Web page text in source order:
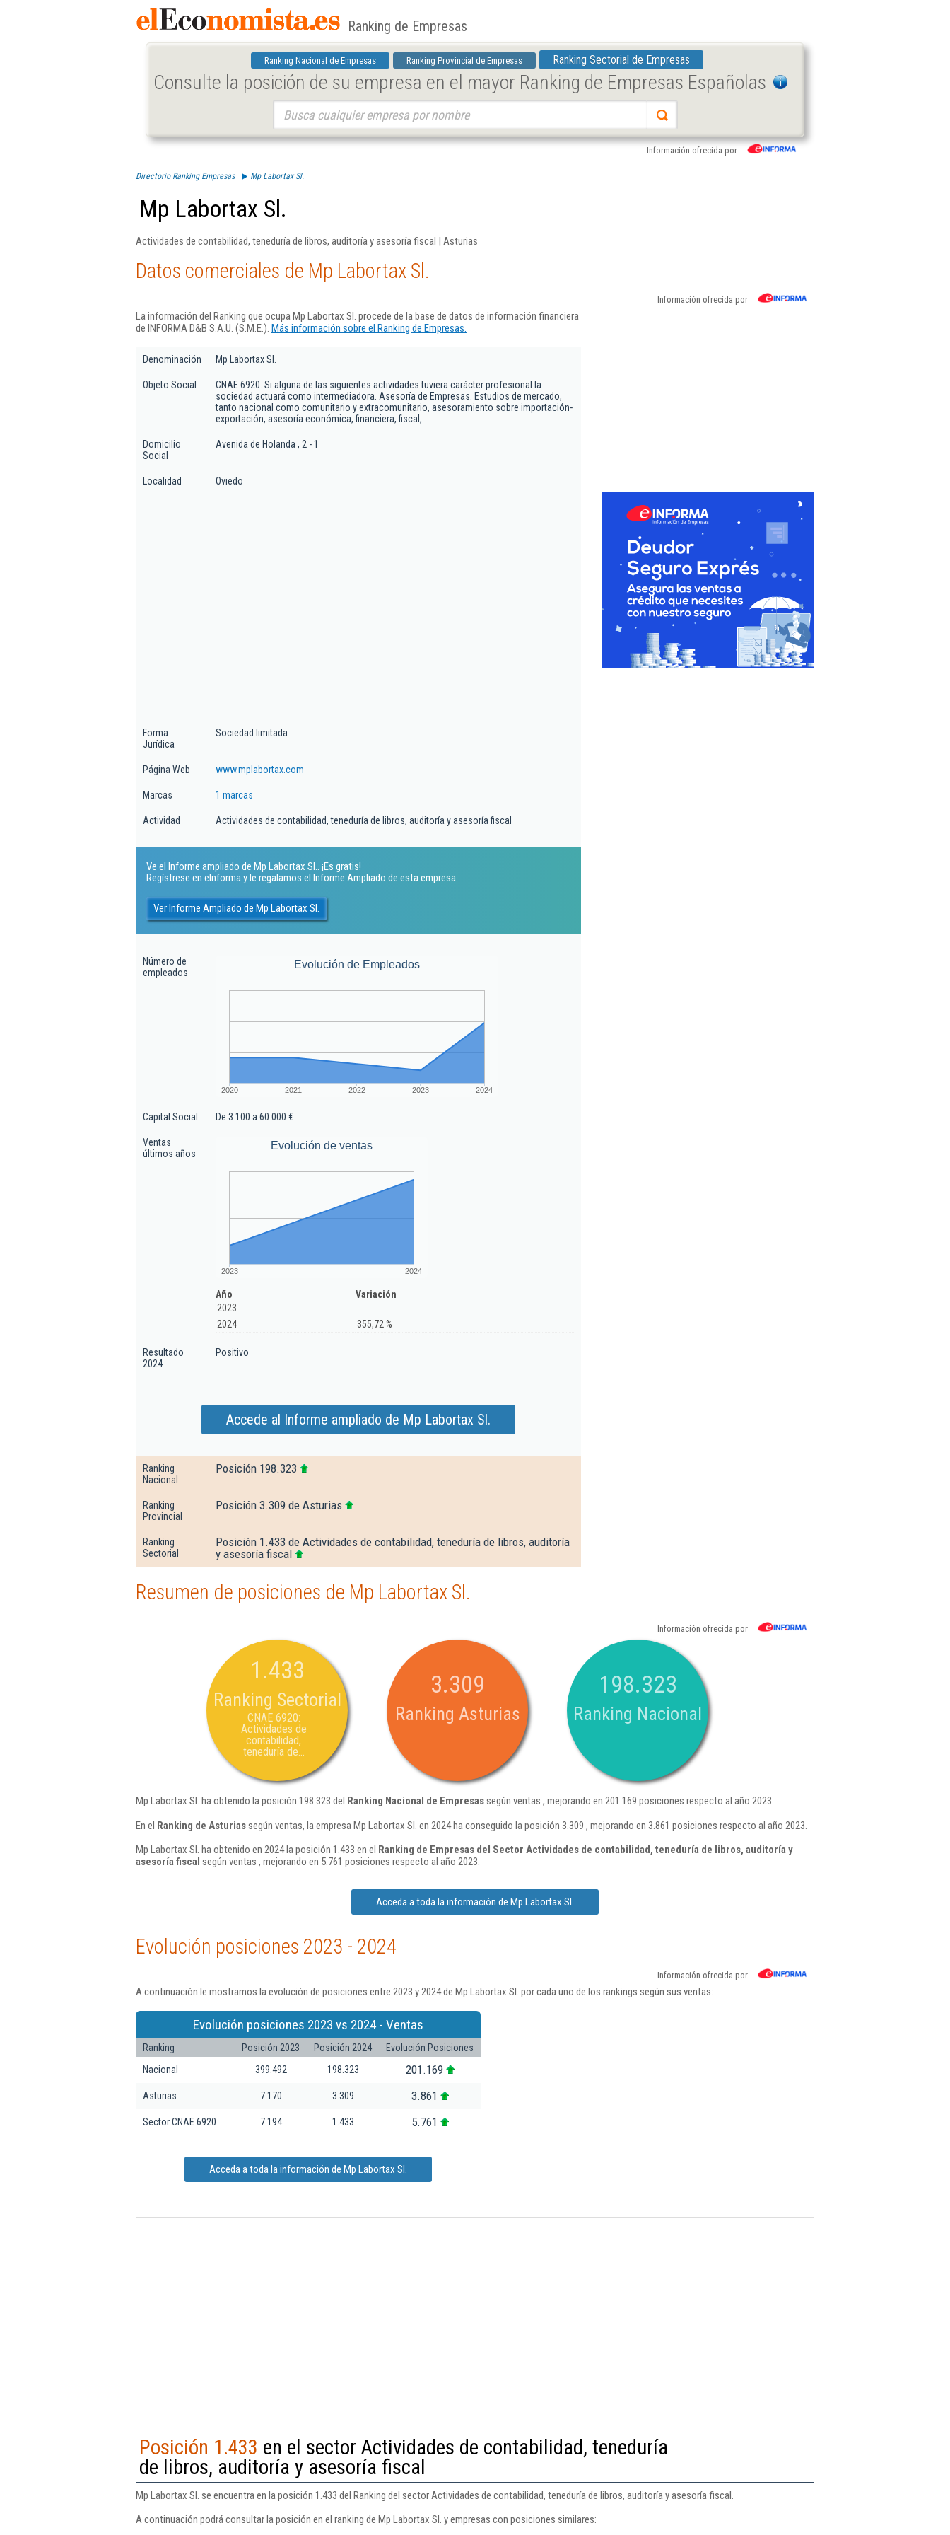
Ranking de Empresas
Ranking Nacional de Empresas Ranking Provincial de Empresas Ranking Sectorial de Empresas
Consulte la posición de su empresa en el mayor Ranking de Empresas Españolas
Información ofrecida por
Directorio Ranking Empresas Mp Labortax Sl.
Mp Labortax Sl.
Actividades de contabilidad, teneduría de libros, auditoría y asesoría fiscal | Asturias
Datos comerciales de Mp Labortax Sl.
Información ofrecida por
La información del Ranking que ocupa Mp Labortax Sl. procede de la base de datos de información financiera
de INFORMA D&B S.A.U. (S.M.E.). Más información sobre el Ranking de Empresas.
Denominación Mp Labortax Sl.
Objeto Social
CNAE 6920. Si alguna de las siguientes actividades tuviera carácter profesional la
sociedad actuará como intermediadora. Asesoría de Empresas. Estudios de mercado,
tanto nacional como comunitario y extracomunitario, asesoramiento sobre importación-
exportación, asesoría económica, financiera, fiscal,
Domicilio
Social
Avenida de Holanda , 2 - 1
Localidad Oviedo
Forma
Jurídica
Sociedad limitada
Página Web www.mplabortax.com
Marcas 1 marcas
Actividad Actividades de contabilidad, teneduría de libros, auditoría y asesoría fiscal
Ve el Informe ampliado de Mp Labortax Sl.. ¡Es gratis!
Regístrese en eInforma y le regalamos el Informe Ampliado de esta empresa
Ver Informe Ampliado de Mp Labortax Sl.
Número de
empleados
Evolución de Empleados
2020 2021 2022 2023 2024
Capital Social De 3.100 a 60.000 €
Ventas
últimos años
Evolución de ventas
2023 2024
Año
Variación
2023
2024
355,72 %
Resultado
2024
Positivo
Accede al Informe ampliado de Mp Labortax Sl.
Ranking
Nacional
Posición 198.323
Ranking
Provincial
Posición 3.309 de Asturias
Ranking
Sectorial
Posición 1.433 de Actividades de contabilidad, teneduría de libros, auditoría
y asesoría fiscal
Resumen de posiciones de Mp Labortax Sl.
Información ofrecida por
1.433
Ranking Sectorial
CNAE 6920:
Actividades de
contabilidad,
teneduría de...
3.309
Ranking Asturias
198.323
Ranking Nacional
Mp Labortax Sl. ha obtenido la posición 198.323 del Ranking Nacional de Empresassegún ventas , mejorando en 201.169 posiciones respecto al año 2023.
En el Ranking de Asturiassegún ventas, la empresa Mp Labortax Sl. en 2024 ha conseguido la posición 3.309 , mejorando en 3.861 posiciones respecto al año 2023.
Mp Labortax Sl. ha obtenido en 2024 la posición 1.433 en el Ranking de Empresas del Sector Actividades de contabilidad, teneduría de libros, auditoría y
asesoría fiscal según ventas , mejorando en 5.761 posiciones respecto al año 2023.
Acceda a toda la información de Mp Labortax Sl.
Evolución posiciones 2023 - 2024
Información ofrecida por
A continuación le mostramos la evolución de posiciones entre 2023 y 2024 de Mp Labortax Sl. por cada uno de los rankings según sus ventas:
Evolución posiciones 2023 vs 2024 - Ventas
Ranking Posición 2023 Posición 2024
Evolución Posiciones
Nacional
399.492 198.323 201.169
Asturias 7.170 3.309 3.861
Sector CNAE 6920 7.194 1.433 5.761
Acceda a toda la información de Mp Labortax Sl.
Posición 1.433 en el sector Actividades de contabilidad, teneduría
de libros, auditoría y asesoría fiscal
Mp Labortax Sl. se encuentra en la posición 1.433 del Ranking del sector Actividades de contabilidad, teneduría de libros, auditoría y asesoría fiscal.
A continuación podrá consultar la posición en el ranking de Mp Labortax Sl. y empresas con posiciones similares: